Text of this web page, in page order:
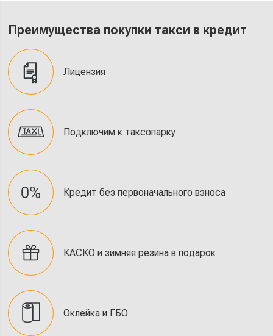
Преимущества покупки такси в кредит
Лицензия
Подключим к таксопарку
Кредит без первоначального взноса
КАСКО и зимняя резина в подарок
Оклейка и ГБО